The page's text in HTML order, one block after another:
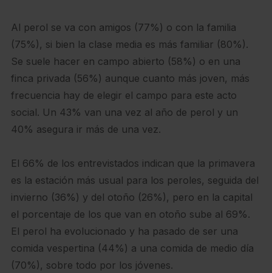
Al perol se va con amigos (77%) o con la familia
(75%), si bien la clase media es más familiar (80%).
Se suele hacer en campo abierto (58%) o en una
finca privada (56%) aunque cuanto más joven, más
frecuencia hay de elegir el campo para este acto
social. Un 43% van una vez al año de perol y un
40% asegura ir más de una vez.
El 66% de los entrevistados indican que la primavera
es la estación más usual para los peroles, seguida del
invierno (36%) y del otoño (26%), pero en la capital
el porcentaje de los que van en otoño sube al 69%.
El perol ha evolucionado y ha pasado de ser una
comida vespertina (44%) a una comida de medio día
(70%), sobre todo por los jóvenes.